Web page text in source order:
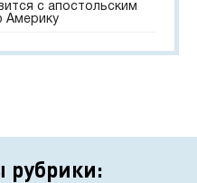
с апостольским
Америку
рубрики: